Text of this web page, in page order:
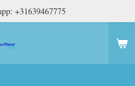
+31639467775